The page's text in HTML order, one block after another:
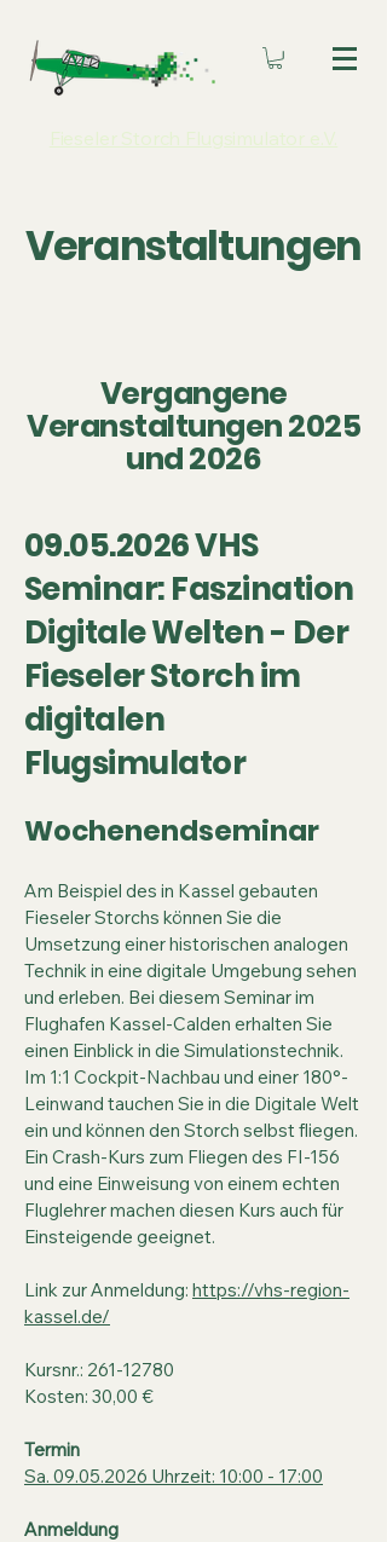
Fieseler Storch Flugsimulator e.V.
Veranstaltungen
Vergangene
Veranstaltungen 2025
und 2026
09.05.2026VHS
Seminar: Faszination
Digitale Welten - Der
Fieseler Storch im
digitalen
Flugsimulator
Wochenendseminar
Am Beispiel des in Kassel gebauten
Fieseler Storchs können Sie die
Umsetzung einer historischen analogen
Technik in eine digitale Umgebung sehen
und erleben. Bei diesem Seminar im
Flughafen Kassel-Calden erhalten Sie
einen Einblick in die Simulationstechnik.
Im 1:1 Cockpit-Nachbau und einer 180°-
Leinwand tauchen Sie in die Digitale Welt
ein und können den Storch selbst fliegen.
Ein Crash-Kurs zum Fliegen des FI-156
und eine Einweisung von einem echten
Fluglehrer machen diesen Kurs auch für
Einsteigende geeignet.
Link zur Anmeldung: https://vhs-region-
kassel.de/
Kursnr.: 261-12780
Kosten: 30,00 €
Termin
Sa. 09.05.2026 Uhrzeit: 10:00 - 17:00
Anmeldung